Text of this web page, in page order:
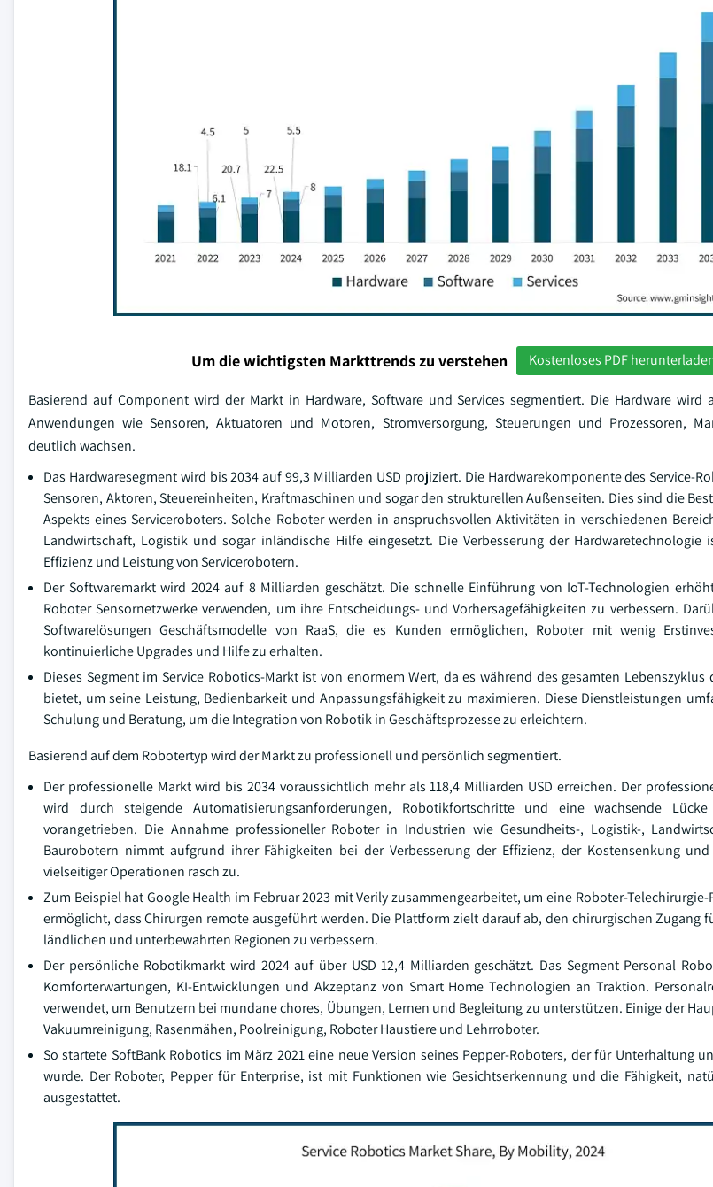
Um die wichtigsten Markttrends zu verstehen Kostenloses PDF
Basierend auf Component wird der Markt in Hardware, Software und Services segmentiert. Die Hardware wird
Anwendungen wie Sensoren, Aktuatoren und Motoren, Stromversorgung, Steuerungen und Prozessoren,
deutlich wachsen.
Das Hardwaresegment wird bis 2034 auf 99,3 Milliarden USD projiziert. Die Hardwarekomponente des Service-
Sensoren, Aktoren, Steuereinheiten, Kraftmaschinen und sogar den strukturellen Außenseiten. Dies sind die
Aspekts eines Serviceroboters. Solche Roboter werden in anspruchsvollen Aktivitäten in verschiedenen
Landwirtschaft, Logistik und sogar inländische Hilfe eingesetzt. Die Verbesserung der
Effizienz und Leistung von Servicerobotern.
Der Softwaremarkt wird 2024 auf 8 Milliarden geschätzt. Die schnelle Einführung von IoT-Technologien
Roboter Sensornetzwerke verwenden, um ihre Entscheidungs- und Vorhersagefähigkeiten zu verbessern.
Softwarelösungen Geschäftsmodelle von RaaS, die es Kunden ermöglichen, Roboter mit wenig
kontinuierliche Upgrades und Hilfe zu erhalten.
Dieses Segment im Service Robotics-Markt ist von enormem Wert, da es während des gesamten
bietet, um seine Leistung, Bedienbarkeit und Anpassungsfähigkeit zu maximieren. Diese Dienstleistungen
Schulung und Beratung, um die Integration von Robotik in Geschäftsprozesse zu erleichtern.
Basierend auf dem Robotertyp wird der Markt zu professionell und persönlich segmentiert.
Der professionelle Markt wird bis 2034 voraussichtlich mehr als 118,4 Milliarden USD erreichen. Der
wird durch steigende Automatisierungsanforderungen, Robotikfortschritte und eine wachsende
vorangetrieben. Die Annahme professioneller Roboter in Industrien wie Gesundheits-, Logistik-,
Baurobotern nimmt aufgrund ihrer Fähigkeiten bei der Verbesserung der Effizienz, der Kostensenkung
vielseitiger Operationen rasch zu.
Zum Beispiel hat Google Health im Februar 2023 mit Verily zusammengearbeitet, um eine Roboter-
ermöglicht, dass Chirurgen remote ausgeführt werden. Die Plattform zielt darauf ab, den chirurgischen Zugang
ländlichen und unterbewahrten Regionen zu verbessern.
Der persönliche Robotikmarkt wird 2024 auf über USD 12,4 Milliarden geschätzt. Das Segment Personal
Komforterwartungen, KI-Entwicklungen und Akzeptanz von Smart Home Technologien an Traktion.
verwendet, um Benutzern bei mundane chores, Übungen, Lernen und Begleitung zu unterstützen. Einige der
Vakuumreinigung, Rasenmähen, Poolreinigung, Roboter Haustiere und Lehrroboter.
So startete SoftBank Robotics im März 2021 eine neue Version seines Pepper-Roboters, der für Unterhaltung
wurde. Der Roboter, Pepper für Enterprise, ist mit Funktionen wie Gesichtserkennung und die Fähigkeit,
ausgestattet.